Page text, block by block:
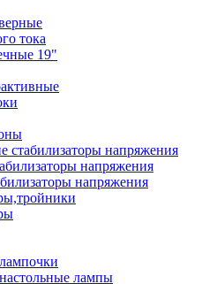
тока
19"
стабилизаторы напряжения
напряжения
напряжения
лампы